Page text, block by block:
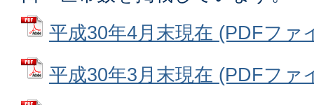
平成30年4月末現在 (PDFファ
平成30年3月末現在 (PDFファ